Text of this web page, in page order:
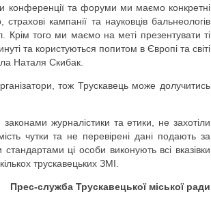
конференції та форуми ми маємо конкретні
кампанії та науковців бальнеологів
Крім того ми маємо на меті презентувати ті
та користуються попитом в Європі та світі
Наталя Скибак.
тож Трускавець може долучитись
журналістики та етики, не захотіли
чутки та не перевірені дані подають за
ці особи виконують всі вказівки
трускавецьких ЗМІ.
Прес-служба Трускавецької міської ради